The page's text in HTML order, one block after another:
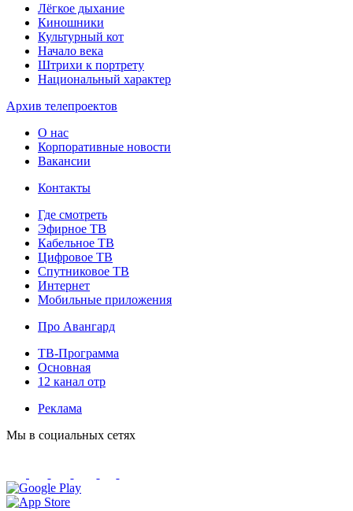
Лёгкое дыхание
Киношники
Культурный кот
Начало века
Штрихи к портрету
Национальный характер
Архив телепроектов
О нас
Корпоративные новости
Вакансии
Контакты
Где смотреть
Эфирное ТВ
Кабельное ТВ
Цифровое ТВ
Спутниковое ТВ
Интернет
Мобильные приложения
Про Авангард
ТВ-Программа
Основная
12 канал отр
Реклама
Мы в социальных сетях